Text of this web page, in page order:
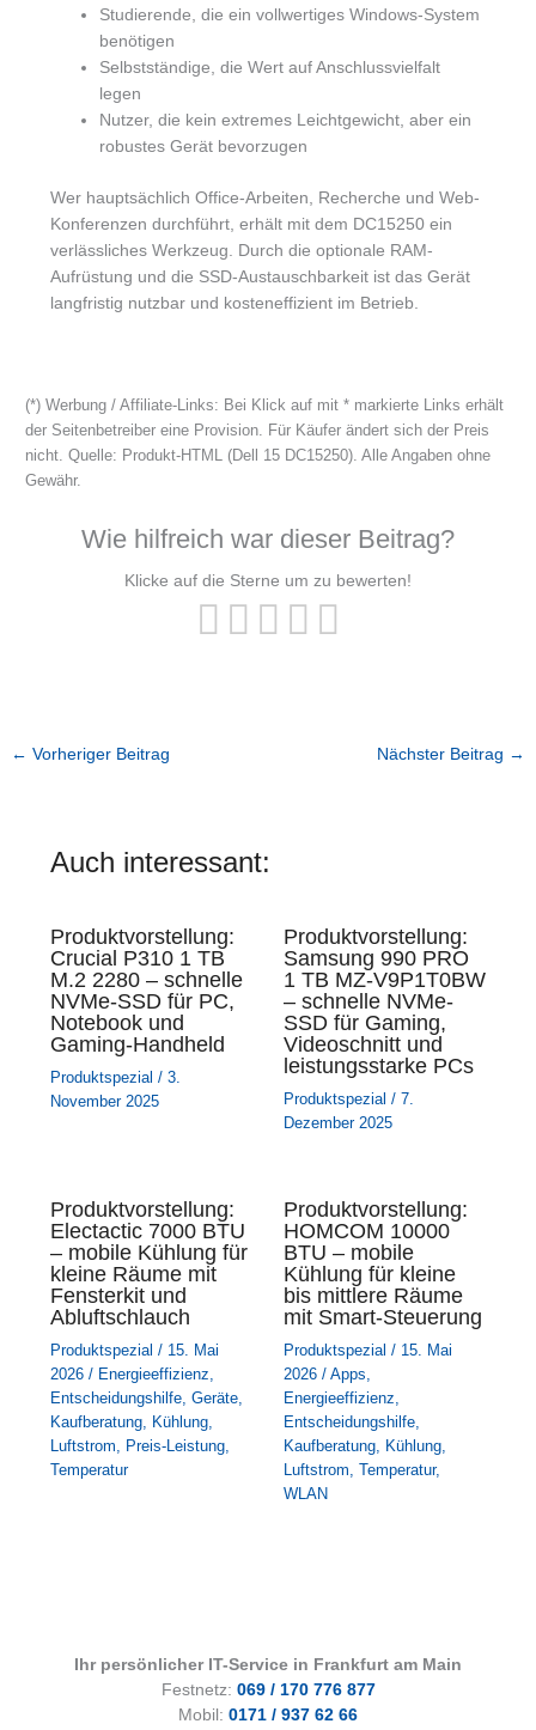
Studierende, die ein vollwertiges Windows-System
benötigen
Selbstständige, die Wert auf Anschlussvielfalt
legen
Nutzer, die kein extremes Leichtgewicht, aber ein
robustes Gerät bevorzugen
Wer hauptsächlich Office-Arbeiten, Recherche und Web-
Konferenzen durchführt, erhält mit dem DC15250 ein
verlässliches Werkzeug. Durch die optionale RAM-
Aufrüstung und die SSD-Austauschbarkeit ist das Gerät
langfristig nutzbar und kosteneffizient im Betrieb.
(*) Werbung / Affiliate-Links: Bei Klick auf mit * markierte Links erhält
der Seitenbetreiber eine Provision. Für Käufer ändert sich der Preis
nicht. Quelle: Produkt-HTML (Dell 15 DC15250). Alle Angaben ohne
Gewähr.
Wie hilfreich war dieser Beitrag?
Klicke auf die Sterne um zu bewerten!
← Vorheriger Beitrag Nächster Beitrag →
Auch interessant:
Produktvorstellung:
Crucial P310 1 TB
M.2 2280 – schnelle
NVMe-SSD für PC,
Notebook und
Gaming-Handheld
Produktspezial / 3.
November 2025
Produktvorstellung:
Samsung 990 PRO
1 TB MZ-V9P1T0BW
– schnelle NVMe-
SSD für Gaming,
Videoschnitt und
leistungsstarke PCs
Produktspezial / 7.
Dezember 2025
Produktvorstellung:
Electactic 7000 BTU
– mobile Kühlung für
kleine Räume mit
Fensterkit und
Abluftschlauch
Produktspezial / 15. Mai
2026 / Energieeffizienz
Entscheidungshilfe, Geräte,
Kaufberatung, Kühlung,
Luftstrom
Preis-Leistung,
Temperatur
Produktvorstellung:
HOMCOM 10000
BTU – mobile
Kühlung für kleine
bis mittlere Räume
mit Smart-Steuerung
Produktspezial / 15. Mai
2026 / Apps
Energieeffizienz
Entscheidungshilfe,
Kaufberatung, Kühlung,
Luftstrom Temperatur,
WLAN
Ihr persönlicher IT-Service in Frankfurt am Main
Festnetz: 069 / 170 776 877
Mobil: 0171 / 937 62 66